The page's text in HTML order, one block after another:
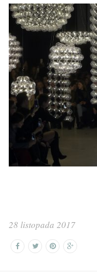
28 listopada 2017